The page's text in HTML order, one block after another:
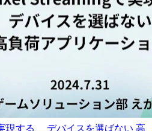
現する、 デバイスを選ばない ⾼